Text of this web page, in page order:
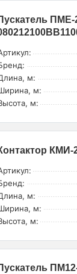
м:
м:
м:
КМИ-
м:
м:
м: